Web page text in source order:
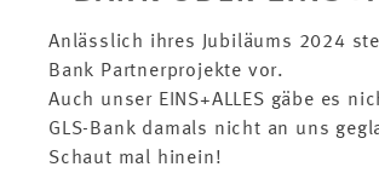
Anlässlich ihres Jubiläums 2024
Bank Partnerprojekte vor.
Auch unser EINS+ALLES gäbe es
GLS-Bank damals nicht an uns
Schaut mal hinein!